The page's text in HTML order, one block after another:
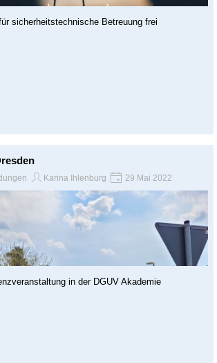
sicherheitstechnische Betreuung frei
Karina Ihlenburg 29 Mai 2022
in der DGUV Akademie